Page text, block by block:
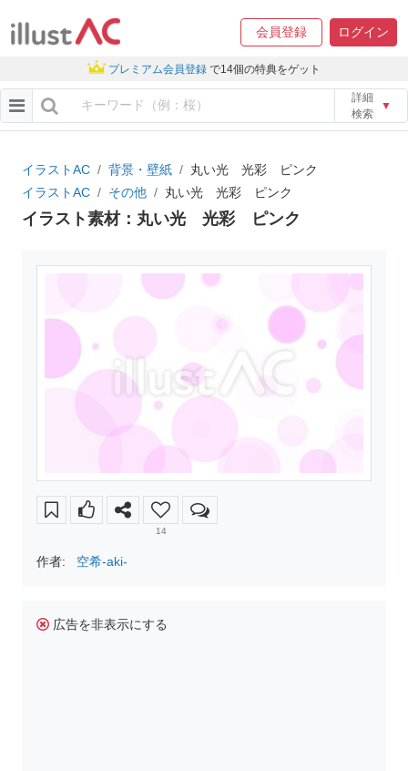
会員登録 ログイン
プレミアム会員登録 で14個の特典をゲット
詳細
検索
▼
イラストAC 背景・壁紙
丸い光 光彩 ピンク
イラストAC
その他 丸い光 光彩 ピンク
イラスト素材：丸い光 光彩 ピンク
14
作者: 空希-aki-
広告を非表示にする